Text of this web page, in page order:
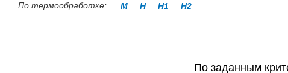
По термообработке: М Н Н1 Н2
По заданным